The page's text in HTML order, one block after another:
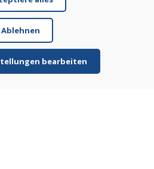
Ski bestellt und
erhalten. Sie Ski sind
Ablehnen
bearbeiten